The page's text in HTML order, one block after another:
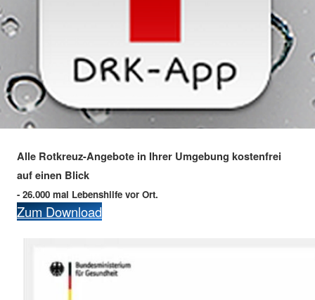
Alle Rotkreuz-Angebote in Ihrer Umgebung kostenfrei
auf einen Blick
- 26.000 mal Lebenshilfe vor Ort.
Zum Download